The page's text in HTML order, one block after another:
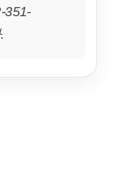
351-